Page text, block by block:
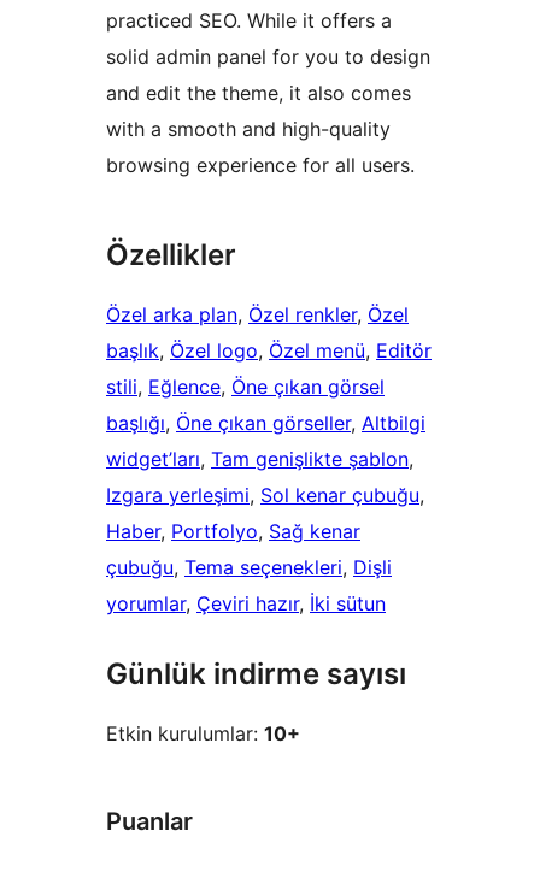
practiced SEO. While it offers a
solid admin panel for you to design
and edit the theme, it also comes
with a smooth and high-quality
browsing experience for all users.
Özellikler
Özel arka plan, Özel renkler, Özel
başlık, Özel logo, Özel menü, Editör
stili, Eğlence, Öne çıkan görsel
başlığı, Öne çıkan görseller, Altbilgi
widget’ları, Tam genişlikte şablon
Izgara yerleşimi, Sol kenar çubuğu
Haber, Portfolyo, Sağ kenar
çubuğu, Tema seçenekleri, Dişli
yorumlar, Çeviri hazır, İki sütun
Günlük indirme sayısı
Etkin kurulumlar: 10+
Puanlar